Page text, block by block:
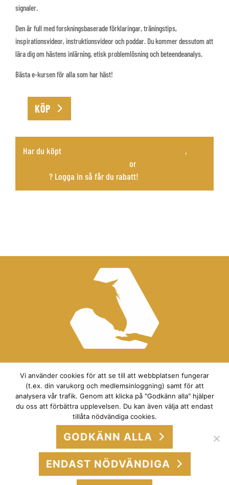
signaler.
Den är full med forskningsbaserade förklaringar, träningstips,
inspirationsvideor, instruktionsvideor och poddar. Du kommer dessutom att
lära dig om hästens inlärning, etisk problemlösning och beteendeanalys.
Bästa e-kursen för alla som har häst!
Hästens
&
signaler
KÖP
Har du köpt
,
or
? Logga in så får du rabatt!
Du har gett oss tillåtelse att använda cookies. Om du har ångrat dig kan du klicka på knappen
nedan för att rensa dina inställningar och visa cookie-bannern igen.
Vi använder cookies för att se till att webbplatsen fungerar
(t.ex. din varukorg och medlemsinloggning) samt för att
analysera vår trafik. Genom att klicka på "Godkänn alla" hjälper
du oss att förbättra upplevelsen. Du kan även välja att endast
tillåta nödvändiga cookies.
GODKÄNN ALLA
ENDAST NÖDVÄNDIGA